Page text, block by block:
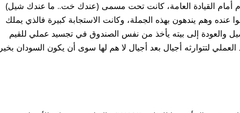
أمام القيادة العامة، كانت تحت مسمى (عندك خت.. ما عندك شيل)
وهم يندهون بهذه الجملة، وكانت الاستجابة كبيرة فالذي يملك
والعودة إلى بيته يأخذ من نفس الصندوق في تجسيد عملي للقيم
لتتوارثه أجيال بعد أجيال لا هم لها سوى أن يكون السودان بخير